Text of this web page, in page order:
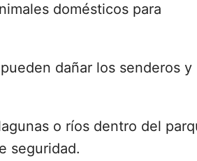
domésticos para
dañar los senderos y
o ríos dentro del
seguridad.